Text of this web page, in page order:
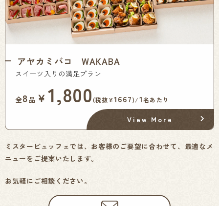
アヤカミバコ WAKABA
スイーツ入りの満足プラン
全8品 ￥1,800(税抜¥1667)/1名あたり
View More
ミスタービュッフェでは、お客様のご要望に合わせて、最適なメ
ニューをご提案いたします。
お気軽にご相談ください。